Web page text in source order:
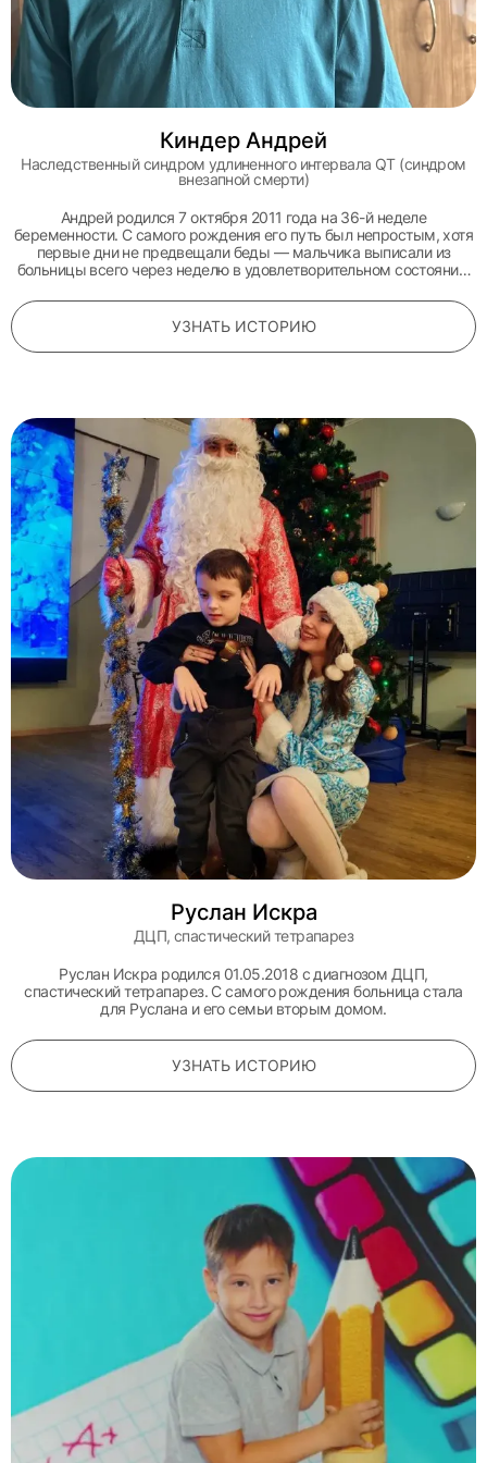
Киндер Андрей
Наследственный синдром удлиненного интервала QT (синдром
внезапной смерти)
Андрей родился 7 октября 2011 года на 36-й неделе
беременности. С самого рождения его путь был непростым, хотя
первые дни не предвещали беды — мальчика выписали из
больницы всего через неделю в удовлетворительном состоянии.
когда Андрею был всего месяц, от идиопатической
кардиомиопатии в возрасте 16 лет скоропостижно скончалась
родная сестра его матери. Из-за высокого генетического риска
мальчика немедленно поставили на учет к кардиологу.
УЗНАТЬ ИСТОРИЮ
Руслан Искра
ДЦП, спастический тетрапарез
Руслан Искра родился 01.05.2018 с диагнозом ДЦП,
спастический тетрапарез. С самого рождения больница стала
для Руслана и его семьи вторым домом.
УЗНАТЬ ИСТОРИЮ